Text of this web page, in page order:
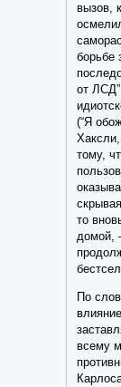
вызов,
борьбе
от
(“Я
тому,
то
домой,
По
всему